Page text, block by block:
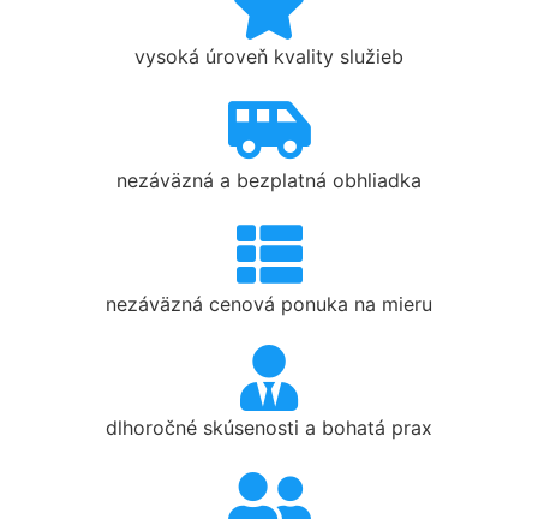
vysoká úroveň kvality služieb
nezáväzná a bezplatná obhliadka
nezáväzná cenová ponuka na mieru
dlhoročné skúsenosti a bohatá prax